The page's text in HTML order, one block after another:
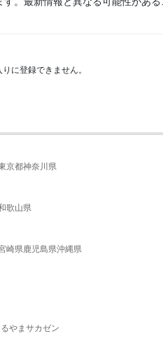
に登録できません。
京都神奈川県
歌山県
崎県鹿児島県沖縄県
やま サカゼン